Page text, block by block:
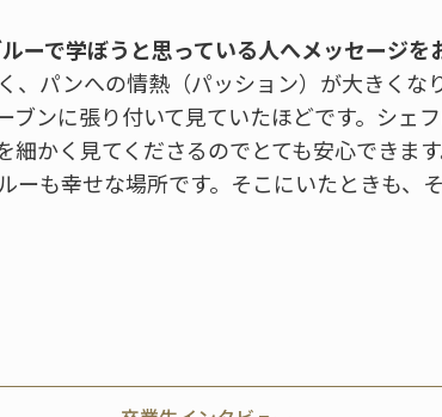
ーで学ぼうと思っている人へメッセージを
、パンへの情熱（パッション）が大きくな
ブンに張り付いて見ていたほどです。シェ
細かく見てくださるのでとても安心できま
ーも幸せな場所です。そこにいたときも、